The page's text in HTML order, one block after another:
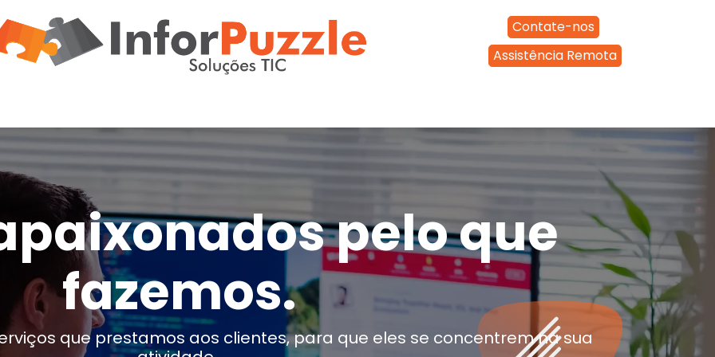
Contate-nos
Assistência Remota
pelo que
fazemos.
que prestamos aos clientes, para que eles se concentrem na sua